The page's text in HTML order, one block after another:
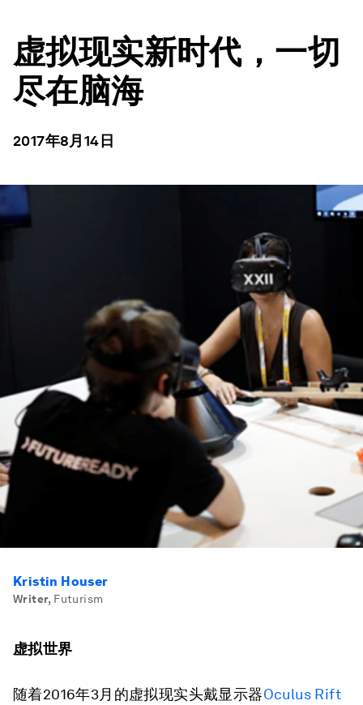
虚拟现实新时代，一切
尽在脑海
2017年8月14日
Kristin Houser
Writer, Futurism
虚拟世界
随着2016年3月的虚拟现实头戴显示器Oculus Rift